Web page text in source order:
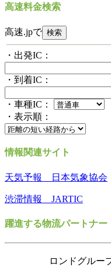
高速料金検索
高速.jpで
・出発IC：
・到着IC：
・車種IC：
・表示順：
情報関連サイト
天気予報 日本気象協会
渋滞情報 JARTIC
躍進する物流パートナー
ロンドグルー